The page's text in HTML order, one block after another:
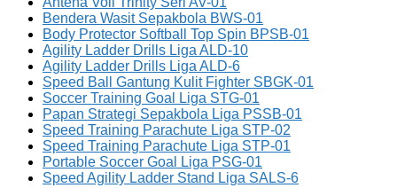
Bendera Wasit Sepakbola BWS-01
Body Protector Softball Top Spin BPSB-01
Agility Ladder Drills Liga ALD-10
Agility Ladder Drills Liga ALD-6
Speed Ball Gantung Kulit Fighter SBGK-01
Soccer Training Goal Liga STG-01
Papan Strategi Sepakbola Liga PSSB-01
Speed Training Parachute Liga STP-02
Speed Training Parachute Liga STP-01
Portable Soccer Goal Liga PSG-01
Speed Agility Ladder Stand Liga SALS-6